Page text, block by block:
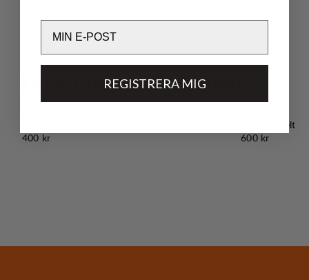
ke också g
Pris:
400 kr
Venture Belt
Pris:
600 kr
REGISTRERA MIG